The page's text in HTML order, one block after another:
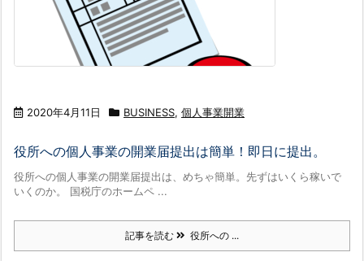
2020年4月11日 BUSINESS, 個人事業開業
役所への個人事業の開業届提出は簡単！即日に提出。
役所への個人事業の開業届提出は、めちゃ簡単。先ずはいくら稼いで
いくのか。 国税庁のホームペ ...
記事を読む 役所への ...